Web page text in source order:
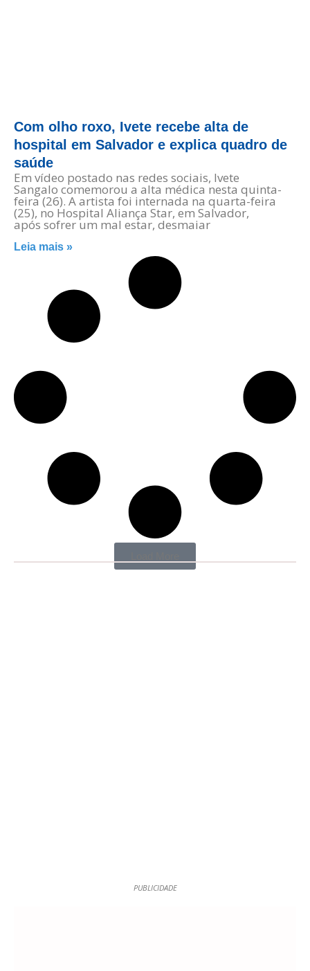
Com olho roxo, Ivete recebe alta de
hospital em Salvador e explica quadro de
saúde
Em vídeo postado nas redes sociais, Ivete
Sangalo comemorou a alta médica nesta quinta-
feira (26). A artista foi internada na quarta-feira
(25), no Hospital Aliança Star, em Salvador,
após sofrer um mal estar, desmaiar
Leia mais »
PUBLICIDADE